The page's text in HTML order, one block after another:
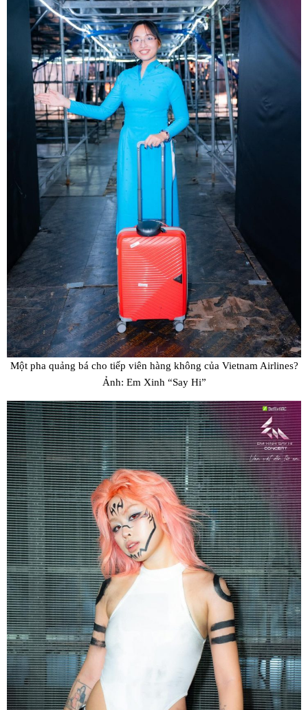
Một pha quảng bá cho tiếp viên hàng không của Vietnam Airlines?
Ảnh: Em Xinh “Say Hi”